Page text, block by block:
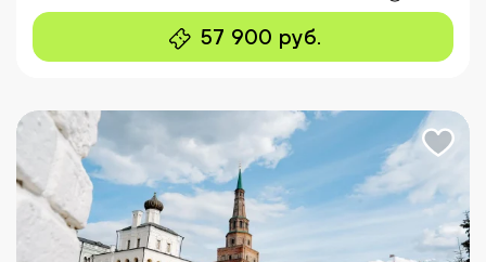
57 900 руб.